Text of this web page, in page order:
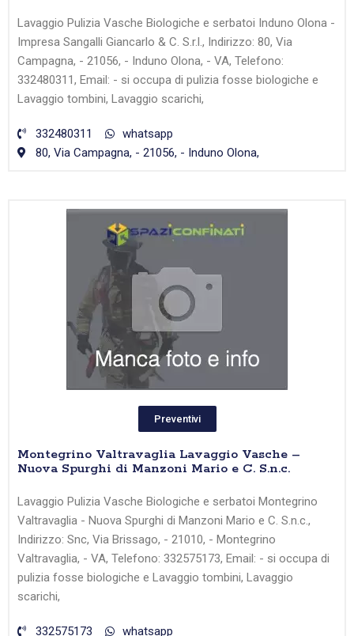
Lavaggio Pulizia Vasche Biologiche e serbatoi Induno Olona -
Impresa Sangalli Giancarlo & C. S.r.l., Indirizzo: 80, Via
Campagna, - 21056, - Induno Olona, - VA, Telefono:
332480311, Email: - si occupa di pulizia fosse biologiche e
Lavaggio tombini, Lavaggio scarichi,
332480311
whatsapp
80, Via Campagna, - 21056, - Induno Olona,
Preventivi
Montegrino Valtravaglia Lavaggio Vasche –
Nuova Spurghi di Manzoni Mario e C. S.n.c.
Lavaggio Pulizia Vasche Biologiche e serbatoi Montegrino
Valtravaglia - Nuova Spurghi di Manzoni Mario e C. S.n.c.,
Indirizzo: Snc, Via Brissago, - 21010, - Montegrino
Valtravaglia, - VA, Telefono: 332575173, Email: - si occupa di
pulizia fosse biologiche e Lavaggio tombini, Lavaggio
scarichi,
332575173
whatsapp